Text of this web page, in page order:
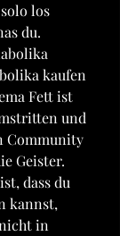
los
du.
kaufen
Fett ist
und
Community
Geister.
dass du
kannst,
in